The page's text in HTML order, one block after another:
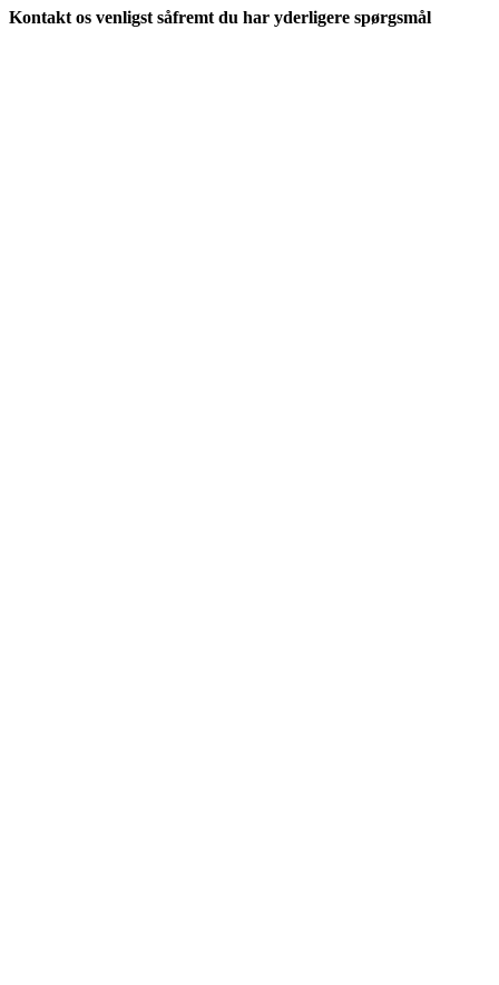
Kontakt os venligst såfremt du har yderligere spørgsmål